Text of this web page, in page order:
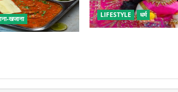
खजाना LIFESTYLE धर्म